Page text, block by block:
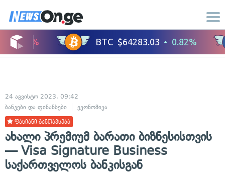
24 აგვისტო 2023, 09:42
ბანკები და ფინანსები
ეკონომიკა
ფასიანი განთავსება
ახალი პრემიუმ ბარათი ბიზნესისთვის
— Visa Signature Business
საქართველოს ბანკისგან